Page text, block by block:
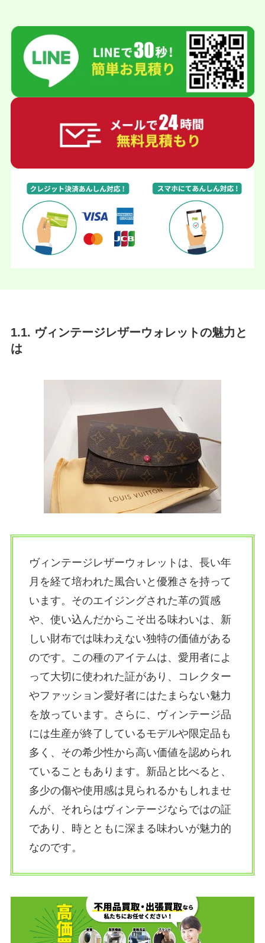
1.1. ヴィンテージレザーウォレットの魅力と
は
ヴィンテージレザーウォレットは、長い年
月を経て培われた風合いと優雅さを持って
います。そのエイジングされた革の質感
や、使い込んだからこそ出る味わいは、新
しい財布では味わえない独特の価値がある
のです。この種のアイテムは、愛用者によ
って大切に使われた証があり、コレクター
やファッション愛好者にはたまらない魅力
を放っています。さらに、ヴィンテージ品
には生産が終了しているモデルや限定品も
多く、その希少性から高い価値を認められ
ていることもあります。新品と比べると、
多少の傷や使用感は見られるかもしれませ
んが、それらはヴィンテージならではの証
であり、時とともに深まる味わいが魅力的
なのです。